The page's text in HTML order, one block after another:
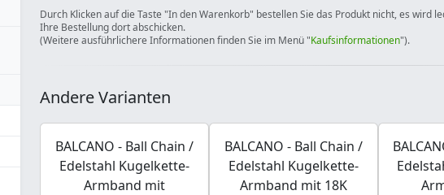
Durch Klicken auf die Taste "In den Warenkorb" bestellen Sie das Produkt nicht, es wird
Ihre Bestellung dort abschicken.
(Weitere ausführlichere Informationen finden Sie im Menü "Kaufsinformationen").
Andere Varianten
BALCANO - Ball Chain /
Edelstahl Kugelkette-
Armband mit
BALCANO - Ball Chain /
Edelstahl Kugelkette-
Armband mit 18K